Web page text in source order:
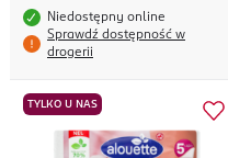
Niedostępny online
Sprawdź dostępność w
drogerii
TYLKO U NAS